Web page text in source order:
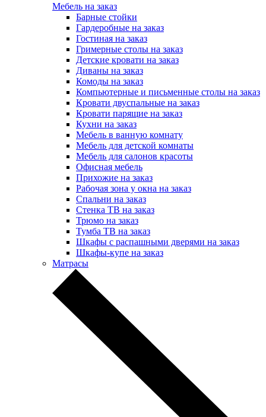
Мебель на заказ
Барные стойки
Гардеробные на заказ
Гостиная на заказ
Гримерные столы на заказ
Детские кровати на заказ
Диваны на заказ
Комоды на заказ
Компьютерные и письменные столы на заказ
Кровати двуспальные на заказ
Кровати парящие на заказ
Кухни на заказ
Мебель в ванную комнату
Мебель для детской комнаты
Мебель для салонов красоты
Офисная мебель
Прихожие на заказ
Рабочая зона у окна на заказ
Спальни на заказ
Стенка ТВ на заказ
Трюмо на заказ
Тумба ТВ на заказ
Шкафы с распашными дверями на заказ
Шкафы-купе на заказ
Матрасы